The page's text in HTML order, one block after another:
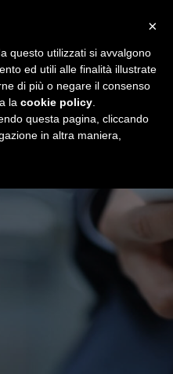
×
questo utilizzati si avvalgono
ed utili alle finalità illustrate
di più o negare il consenso
la cookie policy
questa pagina, cliccando
in altra maniera,